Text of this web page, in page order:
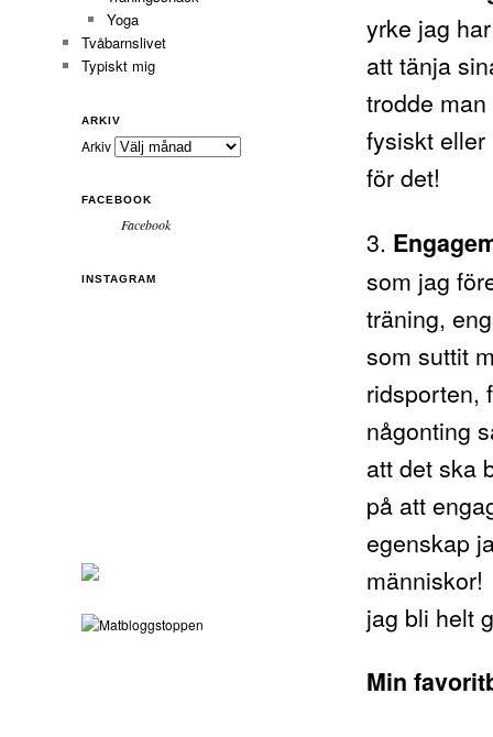
yrke jag
att tänja
trodde
fysiskt
för det!
3.
som jag
träning,
som suttit
ridsporten,
någonting
att det ska
på att
egenskap
jag bli helt
Min
Yoga
Tvåbarnslivet
Typiskt mig
ARKIV
Arkiv
FACEBOOK
Facebook
INSTAGRAM